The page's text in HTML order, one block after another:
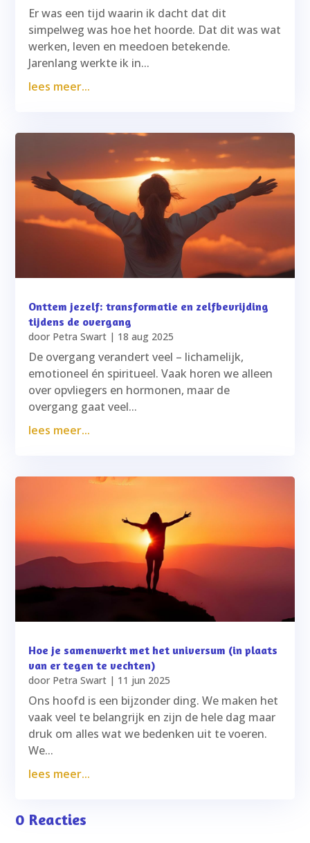
Er was een tijd waarin ik dacht dat dit
simpelweg was hoe het hoorde. Dat dit was wat
werken, leven en meedoen betekende.
Jarenlang werkte ik in...
lees meer...
Onttem jezelf: transformatie en zelfbevrijding
tijdens de overgang
door Petra Swart | 18 aug 2025
De overgang verandert veel – lichamelijk,
emotioneel én spiritueel. Vaak horen we alleen
over opvliegers en hormonen, maar de
overgang gaat veel...
lees meer...
Hoe je samenwerkt met het universum (in plaats
van er tegen te vechten)
door Petra Swart | 11 jun 2025
Ons hoofd is een bijzonder ding. We maken het
vaak veel te belangrijk en zijn de hele dag maar
druk om alles wat we bedenken uit te voeren.
We...
lees meer...
0 Reacties